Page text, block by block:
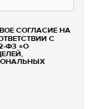
СОГЛАСИЕ НА
С
ФЗ «О